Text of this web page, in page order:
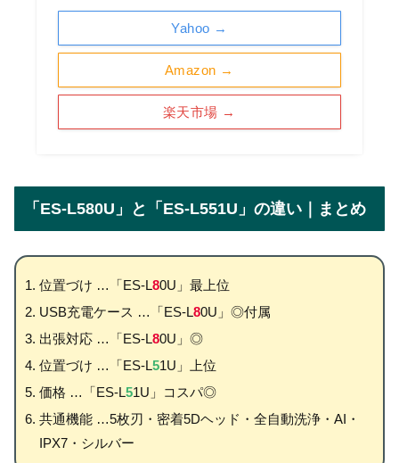
Amazon →
楽天市場 →
Yahoo →
「ES-L580U」と「ES-L551U」の違い｜まとめ
位置づけ …「ES-L80U」最上位
USB充電ケース …「ES-L80U」◎付属
出張対応 …「ES-L80U」◎
位置づけ …「ES-L51U」上位
価格 …「ES-L51U」コスパ◎
共通機能 …5枚刃・密着5Dヘッド・全自動洗浄・AI・
IPX7・シルバー